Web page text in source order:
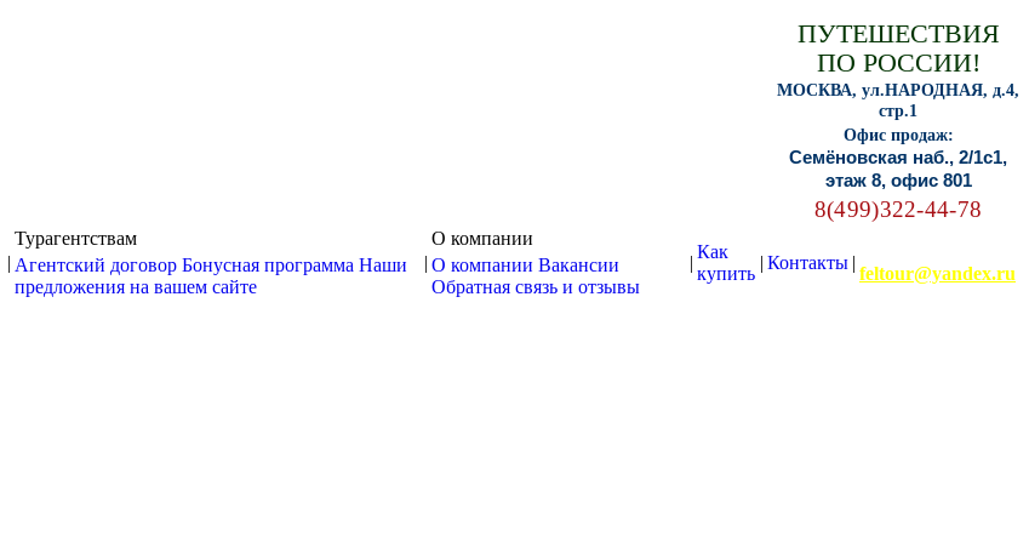
ПУТЕШЕСТВИЯ
ПО РОССИИ!
МОСКВА, ул.НАРОДНАЯ, д.4,
стр.1
Офис продаж:
Семёновская наб., 2/1с1,
этаж 8, офис 801
8(499)322-44-78
|
Турагентствам
Агентский договор Бонусная программа Наши
предложения на вашем сайте
|
О компании
О компании Вакансии
Обратная связь и отзывы
|
Как
купить
| Контакты |
feltour@yandex.ru